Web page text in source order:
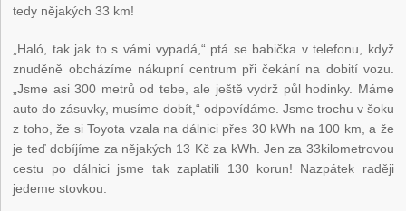
tedy nějakých 33 km!
„Haló, tak jak to s vámi vypadá,“ ptá se babička v telefonu, když
znuděně obcházíme nákupní centrum při čekání na dobití vozu.
„Jsme asi 300 metrů od tebe, ale ještě vydrž půl hodinky. Máme
auto do zásuvky, musíme dobít,“ odpovídáme. Jsme trochu v šoku
z toho, že si Toyota vzala na dálnici přes 30 kWh na 100 km, a že
je teď dobíjíme za nějakých 13 Kč za kWh. Jen za 33kilometrovou
cestu po dálnici jsme tak zaplatili 130 korun! Nazpátek raději
jedeme stovkou.